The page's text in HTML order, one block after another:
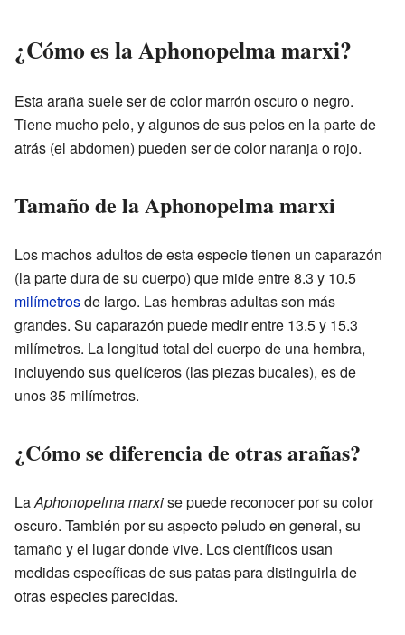
¿Cómo es la Aphonopelma marxi?
Esta araña suele ser de color marrón oscuro o negro.
Tiene mucho pelo, y algunos de sus pelos en la parte de
atrás (el abdomen) pueden ser de color naranja o rojo.
Tamaño de la Aphonopelma marxi
Los machos adultos de esta especie tienen un caparazón
(la parte dura de su cuerpo) que mide entre 8.3 y 10.5
milímetrosde largo. Las hembras adultas son más
grandes. Su caparazón puede medir entre 13.5 y 15.3
milímetros. La longitud total del cuerpo de una hembra,
incluyendo sus quelíceros (las piezas bucales), es de
unos 35 milímetros.
¿Cómo se diferencia de otras arañas?
LaAphonopelma marxise puede reconocer por su color
oscuro. También por su aspecto peludo en general, su
tamaño y el lugar donde vive. Los científicos usan
medidas específicas de sus patas para distinguirla de
otras especies parecidas.